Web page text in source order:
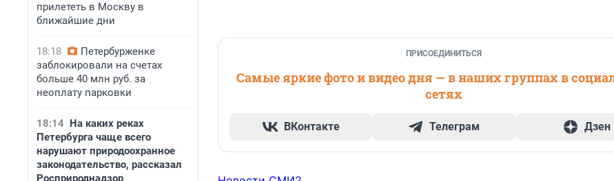
прилететь в Москву в
ближайшие дни
18:18
Петербурженке
заблокировали на счетах
больше 40 млн руб. за
неоплату парковки
18:14 На каких реках
Петербурга чаще всего
нарушают природоохранное
законодательство, рассказал
Росприроднадзор
ПРИСОЕДИНИТЬСЯ
Самые яркие фото и видео дня — в наших группах в
сетях
ВКонтакте Телеграм Дзен